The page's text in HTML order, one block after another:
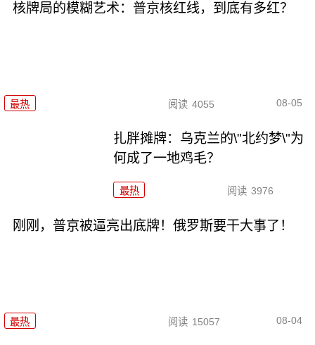
核牌局的模糊艺术：普京核红线，到底有多红？
最热 阅读 4055 08-05
扎胖摊牌：乌克兰的\"北约梦\"为
何成了一地鸡毛？
最热 阅读 3976
刚刚，普京被逼亮出底牌！俄罗斯要干大事了！
最热 阅读 15057 08-04